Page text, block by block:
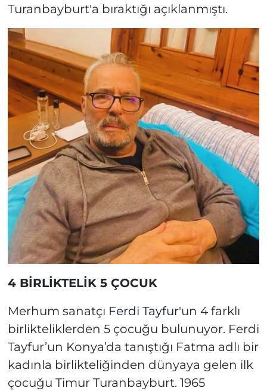
Turanbayburt'a bıraktığı açıklanmıştı.
4 BİRLİKTELİK 5 ÇOCUK
Merhum sanatçı Ferdi Tayfur'un 4 farklı
birlikteliklerden 5 çocuğu bulunuyor. Ferdi
Tayfur’un Konya’da tanıştığı Fatma adlı bir
kadınla birlikteliğinden dünyaya gelen ilk
çocuğu Timur Turanbayburt. 1965